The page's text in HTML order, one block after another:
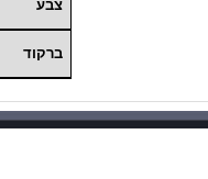
צבע
ברקוד